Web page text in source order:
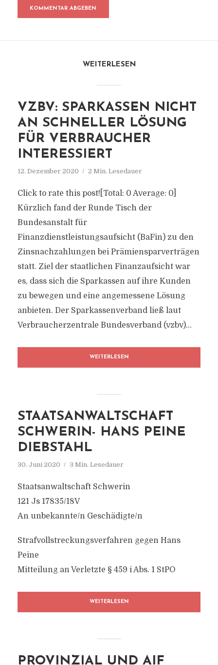
WEITERLESEN
VZBV: SPARKASSEN NICHT
AN SCHNELLER LÖSUNG
FÜR VERBRAUCHER
INTERESSIERT
12. Dezember 2020 2 Min. Lesedauer
Click to rate this post![Total: 0 Average: 0]
Kürzlich fand der Runde Tisch der
Bundesanstalt für
Finanzdienstleistungsaufsicht (BaFin) zu den
Zinsnachzahlungen bei Prämiensparverträgen
statt. Ziel der staatlichen Finanzaufsicht war
es, dass sich die Sparkassen auf ihre Kunden
zu bewegen und eine angemessene Lösung
anbieten. Der Sparkassenverband ließ laut
Verbraucherzentrale Bundesverband (vzbv)...
WEITERLESEN
STAATSANWALTSCHAFT
SCHWERIN- HANS PEINE
DIEBSTAHL
30. Juni 2020 3 Min. Lesedauer
Staatsanwaltschaft Schwerin
121 Js 17835/18V
An unbekannte/n Geschädigte/n
Strafvollstreckungsverfahren gegen Hans
Peine
Mitteilung an Verletzte § 459 i Abs. 1 StPO
WEITERLESEN
PROVINZIAL UND AIF